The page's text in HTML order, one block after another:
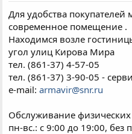
ы
Для удобства
современное помещение .
Находимся возле
угол улиц Кирова Мира
тел. (861-37) 4-57-05
тел. (861-37) 3-90-05 -
e-mail:armavir@snr.ru
Обслуживание
пн-вс.: с 9:00 до 19:00,